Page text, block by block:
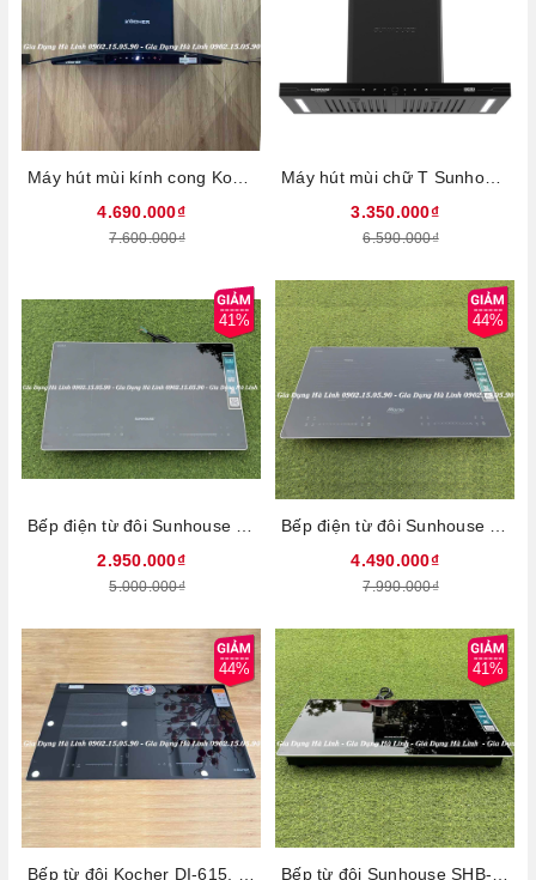
4.690.000₫
7.600.000₫
Máy hút mùi chữ T Sunhouse SHB72093, Công suất 220W, Công suất hút 1400m3/h,Công nghệ Ultra-Quiet độ ồn thấp, Điều khiển cảm biến thông minh, Chế độ Booster hút cực mạnh, Bảo hành 36 tháng tại nhà
3.350.000₫
6.590.000₫
41%
2.950.000₫
5.000.000₫
44%
4.490.000₫
7.990.000₫
44% 41%